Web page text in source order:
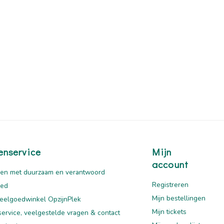
met duurzaam en verantwoord
OpzijnPlek
veelgestelde vragen & contact
Mijn
account
Registreren
Mijn bestellingen
Mijn tickets